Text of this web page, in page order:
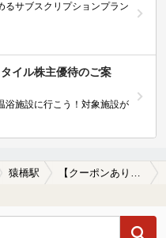
るサブスクリプションプラン
イル株主優待のご案
浴施設に行こう！対象施設が
猿橋駅 【クーポンあり】子連れOKな猿橋駅近くの温泉、日帰り温泉、スーパー銭湯おすすめ